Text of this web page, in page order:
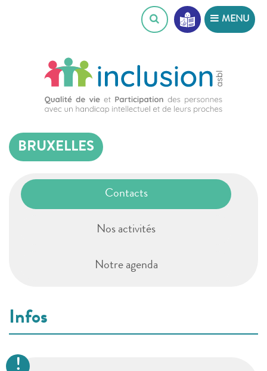
MENU
BRUXELLES
Contacts
Nos activités
Notre agenda
Infos